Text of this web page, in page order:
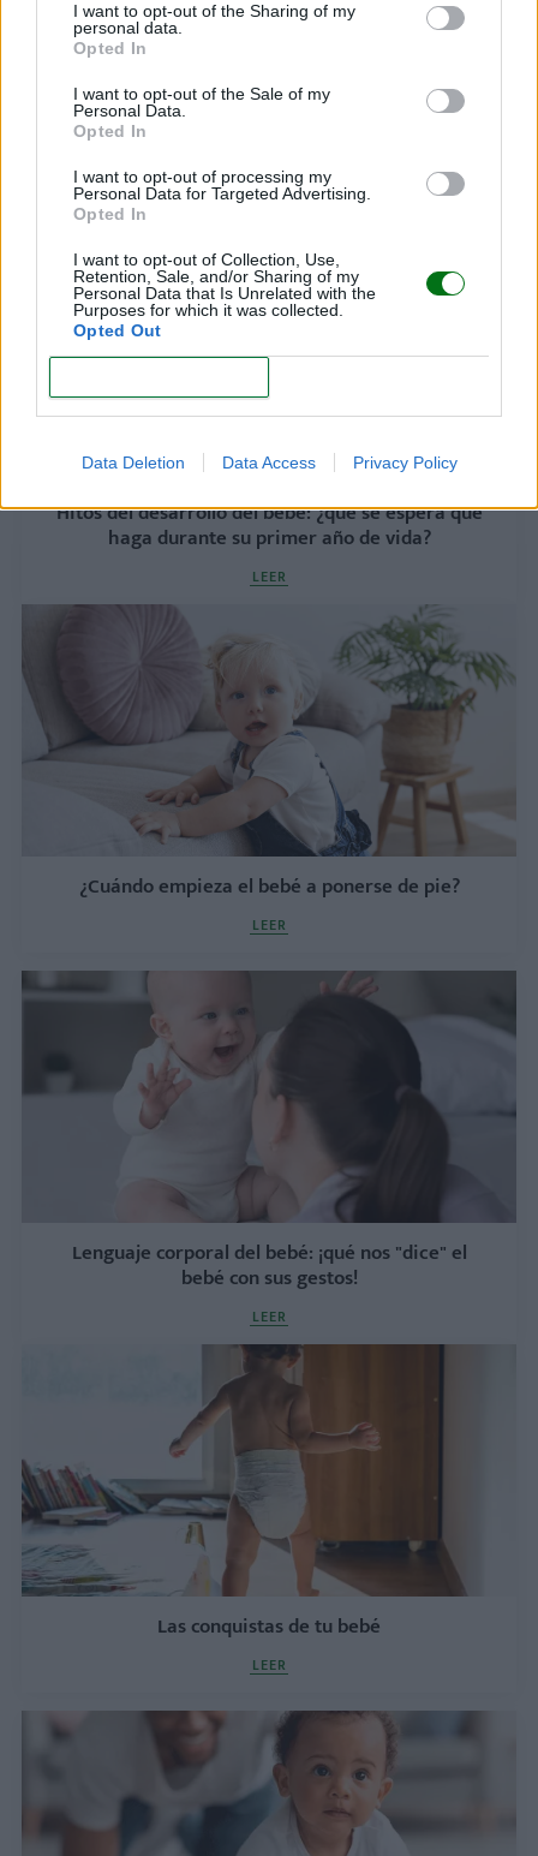
I want to opt-out of the Sharing of my
personal data.
Opted In
I want to opt-out of the Sale of my
Personal Data.
Opted In
I want to opt-out of processing my
Personal Data for Targeted Advertising.
Opted In
I want to opt-out of Collection, Use,
Retention, Sale, and/or Sharing of my
Personal Data that Is Unrelated with the
Purposes for which it was collected.
Opted Out
Data Deletion Data Access Privacy Policy
Periodista especializada en
Edurne Romo
Te puede interesar…
Hitos del desarrollo del bebé: ¿qué se espera que
haga durante su primer año de vida?
LEER
¿Cuándo empieza el bebé a ponerse de pie?
LEER
Lenguaje corporal del bebé: ¡qué nos "dice" el
bebé con sus gestos!
LEER
Las conquistas de tu bebé
LEER